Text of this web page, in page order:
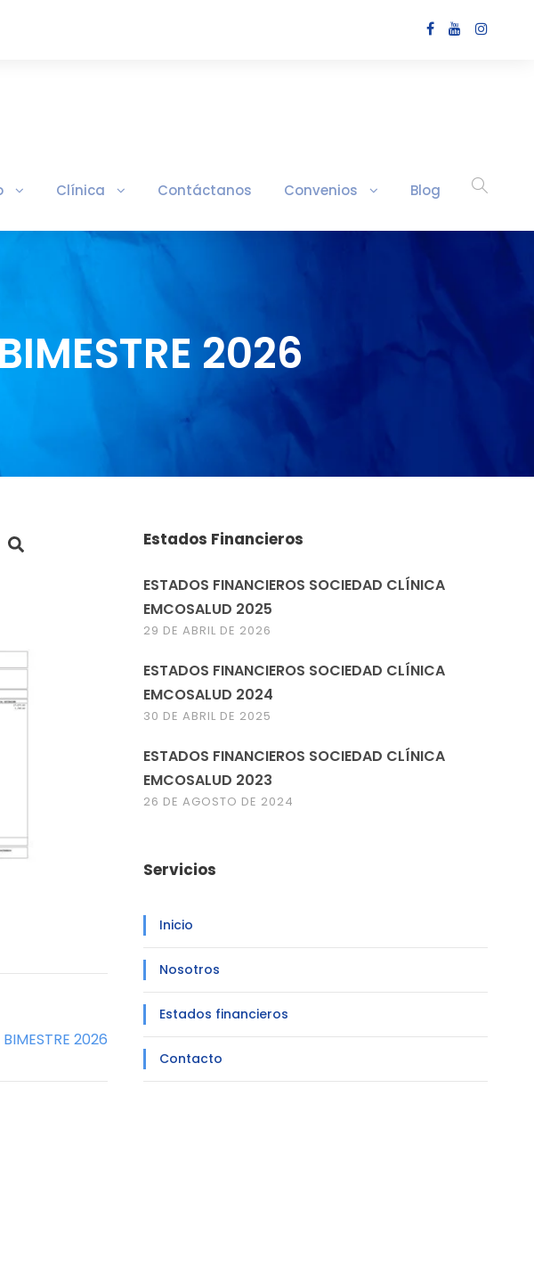
Clínica Contáctanos Convenios Blog
2026
2026
Estados Financieros
ESTADOS FINANCIEROS SOCIEDAD CLÍNICA
EMCOSALUD 2025
29 DE ABRIL DE 2026
ESTADOS FINANCIEROS SOCIEDAD CLÍNICA
EMCOSALUD 2024
30 DE ABRIL DE 2025
ESTADOS FINANCIEROS SOCIEDAD CLÍNICA
EMCOSALUD 2023
26 DE AGOSTO DE 2024
Servicios
Inicio
Nosotros
Estados financieros
Contacto